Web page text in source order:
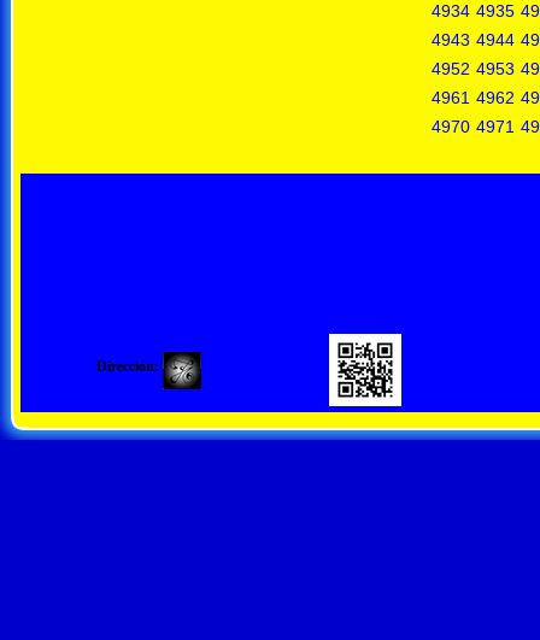
4934 4935
4943 4944
4952 4953
4961 4962
4970 4971
Dirección: